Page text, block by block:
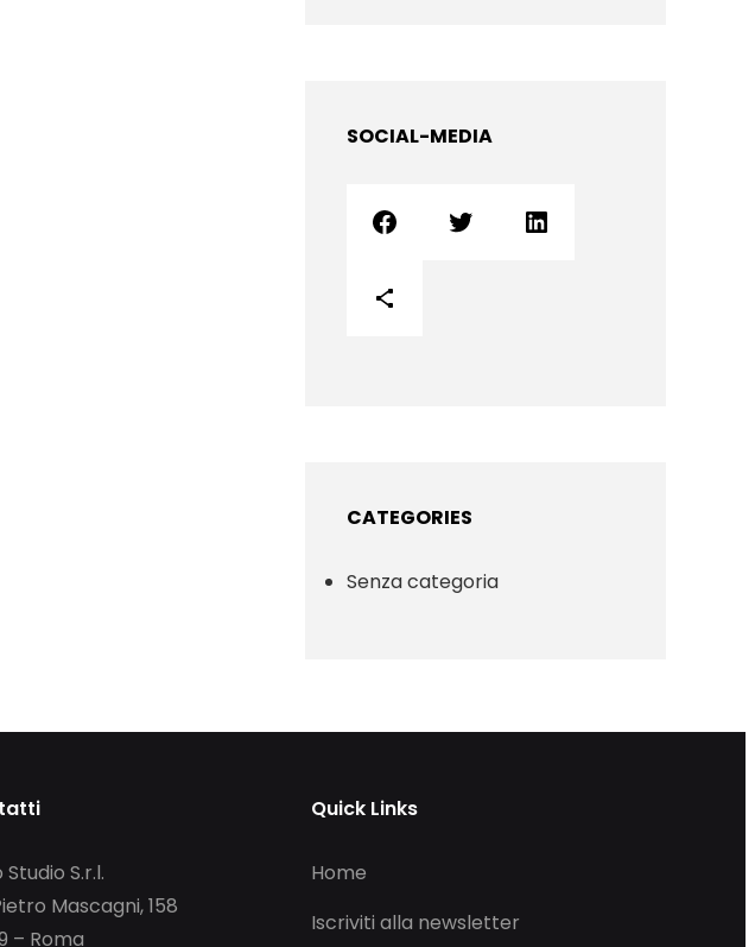
SOCIAL-MEDIA
Facebook Twitter
LinkedIn
CATEGORIES
Senza categoria
S.r.l.
Mascagni, 158
– Roma
Quick Links
Home
Iscriviti alla newsletter